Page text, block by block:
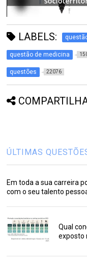
LABELS:
questão de medicina
questões 22076
ÚLTIMAS
Em toda a sua carreira
com o seu talento
Qual
exposto